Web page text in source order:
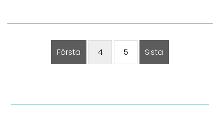
Första 4 5 Sista